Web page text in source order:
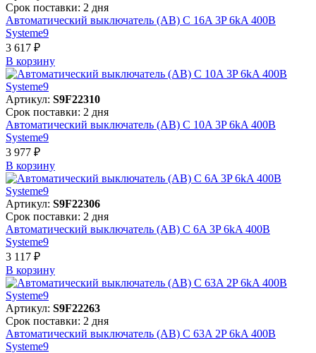
Срок поставки: 2 дня
Автоматический выключатель (АВ) C 16A 3P 6kA 400В
Systeme9
3 617 ₽
В корзинy
Артикул: S9F22310
Срок поставки: 2 дня
Автоматический выключатель (АВ) C 10A 3P 6kA 400В
Systeme9
3 977 ₽
В корзинy
Артикул: S9F22306
Срок поставки: 2 дня
Автоматический выключатель (АВ) C 6A 3P 6kA 400В
Systeme9
3 117 ₽
В корзинy
Артикул: S9F22263
Срок поставки: 2 дня
Автоматический выключатель (АВ) C 63A 2P 6kA 400В
Systeme9